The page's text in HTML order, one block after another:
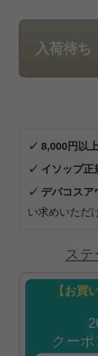
入荷待ち
✓ 8,000円以
✓ イソップ正
✓ デパコスア
い求めいただ
ス
【お買
クー